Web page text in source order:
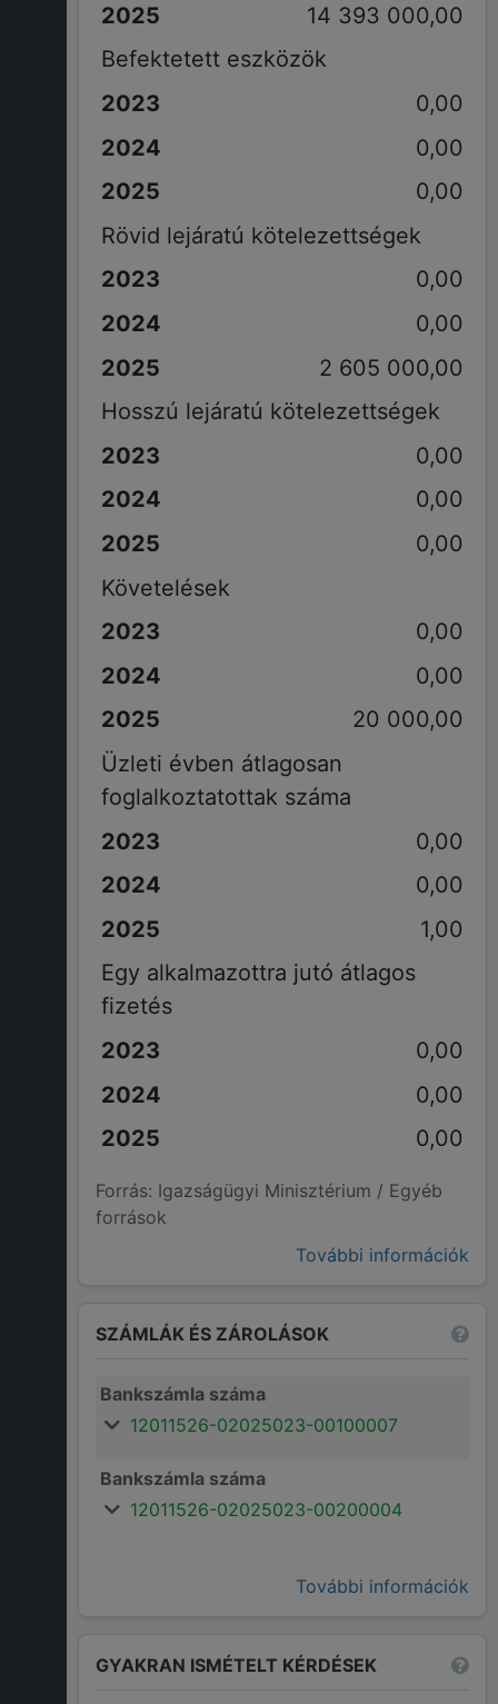
14 393 000,00
Befektetett eszközök
0,00
0,00
0,00
Rövid lejáratú kötelezettségek
0,00
0,00
2 605 000,00
Hosszú lejáratú kötelezettségek
0,00
0,00
0,00
Követelések
0,00
0,00
20 000,00
Üzleti évben átlagosan
foglalkoztatottak száma
0,00
0,00
1,00
Egy alkalmazottra jutó átlagos
fizetés
0,00
0,00
0,00
Forrás: Igazságügyi Minisztérium / Egyéb
források
További információk
SZÁMLÁK ÉS ZÁROLÁSOK
Bankszámla száma
12011526-02025023-00100007
Bankszámla száma
12011526-02025023-00200004
További információk
GYAKRAN ISMÉTELT KÉRDÉSEK